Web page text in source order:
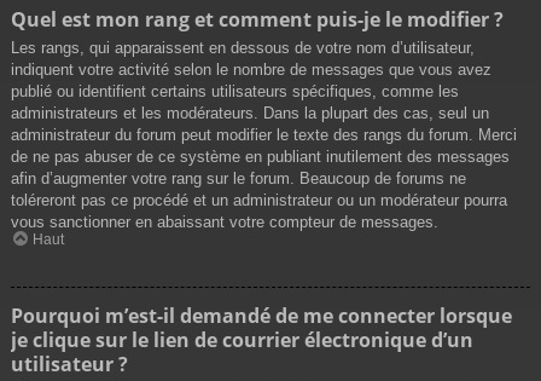
Quel est mon rang et comment puis-je le modifier ?
Les rangs, qui apparaissent en dessous de votre nom d’utilisateur,
indiquent votre activité selon le nombre de messages que vous avez
publié ou identifient certains utilisateurs spécifiques, comme les
administrateurs et les modérateurs. Dans la plupart des cas, seul un
administrateur du forum peut modifier le texte des rangs du forum. Merci
de ne pas abuser de ce système en publiant inutilement des messages
afin d’augmenter votre rang sur le forum. Beaucoup de forums ne
toléreront pas ce procédé et un administrateur ou un modérateur pourra
vous sanctionner en abaissant votre compteur de messages.
Haut
Pourquoi m’est-il demandé de me connecter lorsque
je clique sur le lien de courrier électronique d’un
utilisateur ?